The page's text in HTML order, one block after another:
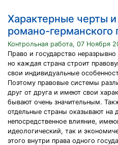
Характерные черты
романо-германского
Контрольная работа, 07 Ноября
Право и государство
но каждая страна строит
свои индивидуальные
Поэтому правовые системы
друг от друга и имеют свои
бывают очень значительным.
отдельные страны оказывают на
непосредственное влияние,
идеологический, так и
этого внутри права одного